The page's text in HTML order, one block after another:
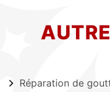
Réparation de